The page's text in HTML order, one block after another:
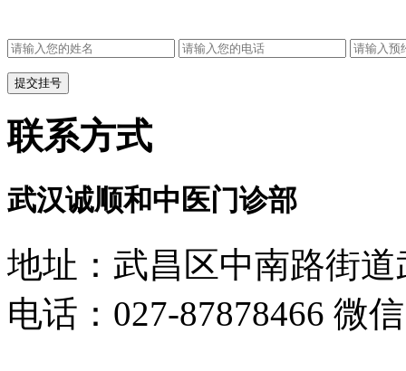
联系方式
武汉诚顺和中医门诊部
地址：武昌区中南路街
电话：027-87878466 微